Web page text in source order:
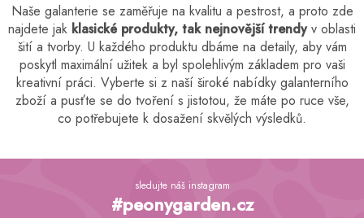
Naše galanterie se zaměřuje na kvalitu a pestrost, a proto zde
najdete jak klasické produkty, tak nejnovější trendyv oblasti
šití a tvorby. U každého produktu dbáme na detaily, aby vám
poskytl maximální užitek a byl spolehlivým základem pro vaši
kreativní práci. Vyberte si z naší široké nabídky galanterního
zboží a pusťte se do tvoření s jistotou, že máte po ruce vše,
co potřebujete k dosažení skvělých výsledků.
Z
sledujte náš instagram
#peonygarden.cz